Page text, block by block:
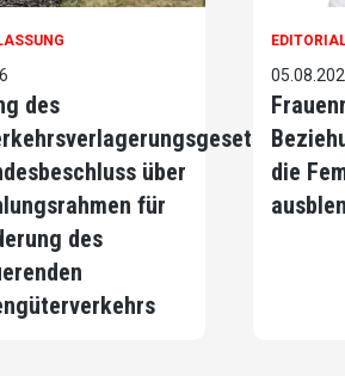
des
über
für
des
die